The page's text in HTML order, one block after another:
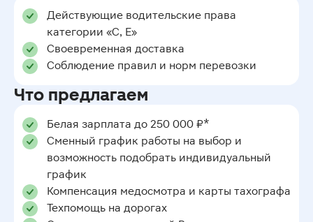
Действующие водительские права
категории «С, Е»
Своевременная доставка
Соблюдение правил и норм перевозки
Что предлагаем
Белая зарплата до 250 000 ₽*
Сменный график работы на выбор и
возможность подобрать индивидуальный
график
Компенсация медосмотра и карты тахографа
Техпомощь на дорогах